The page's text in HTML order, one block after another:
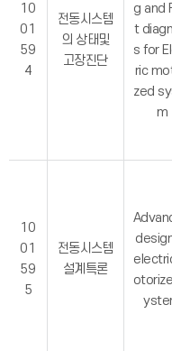
10
01
59
4
전동시스템
의 상태및
고장진단
g and
t
s for
ric
zed
m
10
01
59
5
전동시스템
설계특론